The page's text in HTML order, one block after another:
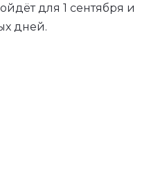
для 1 сентября и
дней.